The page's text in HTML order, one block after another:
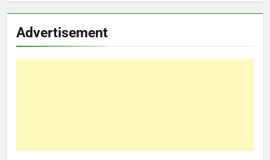
Advertisement